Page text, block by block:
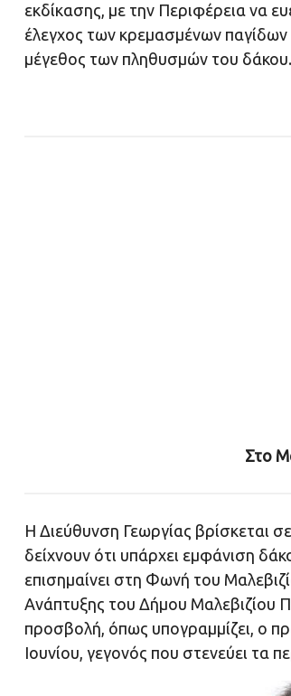
εκδίκασης, με την Περιφέρεια να
έλεγχος των κρεμασμένων παγίδων
μέγεθος των πληθυσμών του δάκου.
Στο
Η Διεύθυνση Γεωργίας βρίσκεται
δείχνουν ότι υπάρχει εμφάνιση
επισημαίνει στη Φωνή του
Ανάπτυξης του Δήμου Μαλεβιζίου
προσβολή, όπως υπογραμμίζει, ο
Ιουνίου, γεγονός που στενεύει τα